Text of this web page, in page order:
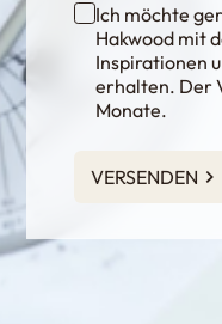
Ich möchte
Hakwood mit
Inspirationen
erhalten. Der
Monate.
VERSENDEN